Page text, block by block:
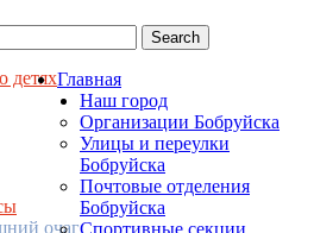
детях
очаг
Главная
Наш город
Организации Бобруйска
Улицы и переулки
Бобруйска
Почтовые отделения
Бобруйска